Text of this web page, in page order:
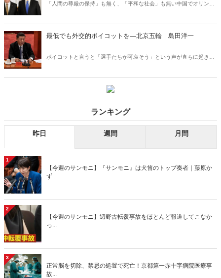
「人間の尊厳の保持」も無く、「平和な社会」も無い中国でオリンピ
大会となる――。
最低でも外交的ボイコットを―北京五輪｜島田洋一
ボイコットと言うと「選手たちが可哀そう」という声が直ちに起きる
の行進を含め、開会式への不参加を決めるべきだ。
ランキング
昨日 週間 月間
1
【今週のサンモニ】『サンモニ』は犬笛のトップ奏者｜藤原か
ず...
2
【今週のサンモニ】辺野古転覆事故をほとんど報道してこなか
っ...
3
正常脳を切除、禁忌の処置で死亡！京都第一赤十字病院医療事
故...